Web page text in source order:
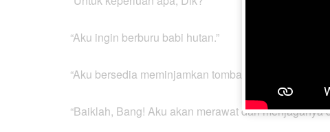
“Aku ingin berburu babi hutan.”
“Aku bersedia meminjamkan tombak itu, asalkan
“Baiklah, Bang! Aku akan merawat dan menjaganya